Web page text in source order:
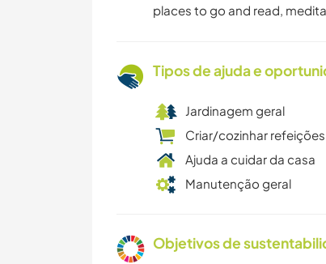
places to go and read,
Tipos de ajuda e
Jardinagem geral
Criar/cozinhar
Ajuda a cuidar da casa
Manutenção geral
Objetivos de